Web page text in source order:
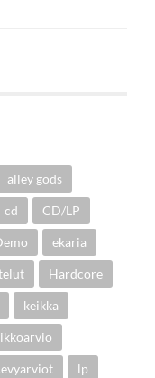
alley gods
cd CD/LP
ekaria
Hardcore
keikka
lp